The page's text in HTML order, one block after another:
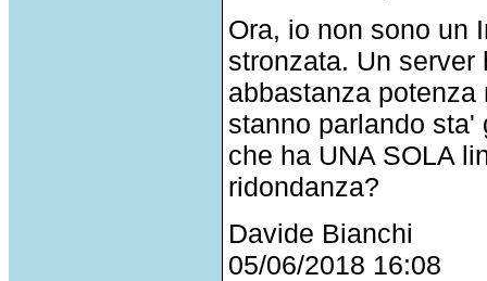
Ora, io non sono un
stronzata. Un
abbastanza
stanno parlando
che ha UNA SOLA
ridondanza?
Davide Bianchi
05/06/2018 16:08